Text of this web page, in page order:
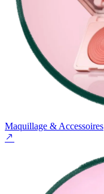
Maquillage & Accessoires